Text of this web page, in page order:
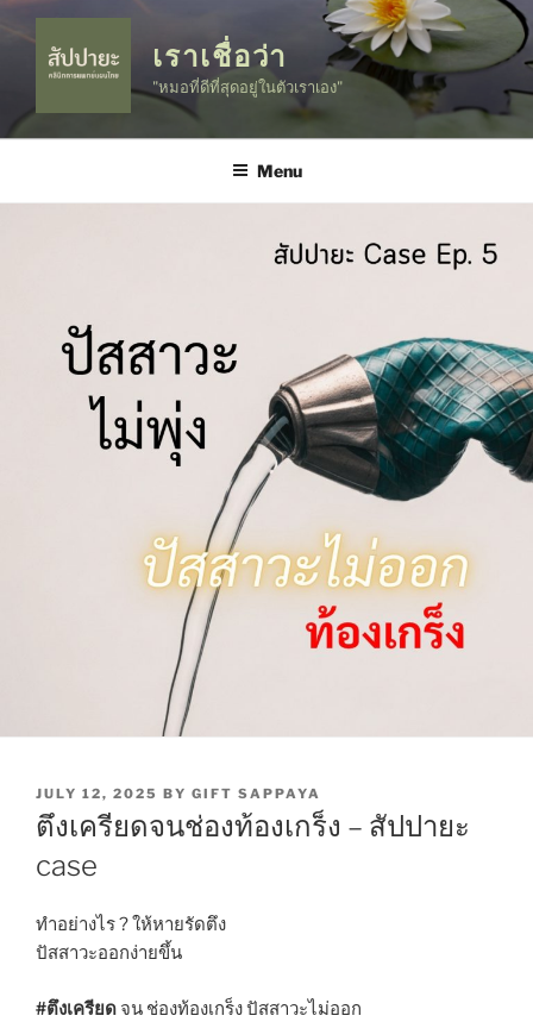
to
content
เราเชื่อว่า
"หมอที่ดีที่สุดอยู่ในตัวเราเอง"
Menu
POSTED
ON
JULY 12, 2025 BY GIFT SAPPAYA
ตึงเครียดจนช่องท้องเกร็ง – สัปปายะ
case
ทำอย่างไร ? ให้หายรัดตึง
ปัสสาวะออกง่ายขึ้น
#ตึงเครียด จน ช่องท้องเกร็ง ปัสสาวะไม่ออก